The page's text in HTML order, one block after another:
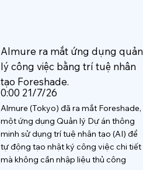
Almure ra mắt ứng dụng quản
lý công việc bằng trí tuệ nhân
tạo Foreshade.
0:00 21/7/26
Almure (Tokyo) đã ra mắt Foreshade,
một ứng dụng Quản lý Dự án thông
minh sử dụng trí tuệ nhân tạo (AI) để
tự động tạo nhật ký công việc chi tiết
mà không cần nhập liệu thủ công